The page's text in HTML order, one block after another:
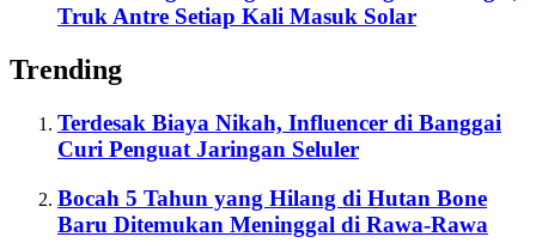
Truk Antre Setiap Kali Masuk Solar
Trending
Terdesak Biaya Nikah, Influencer di Banggai
Curi Penguat Jaringan Seluler
Bocah 5 Tahun yang Hilang di Hutan Bone
Baru Ditemukan Meninggal di Rawa-Rawa